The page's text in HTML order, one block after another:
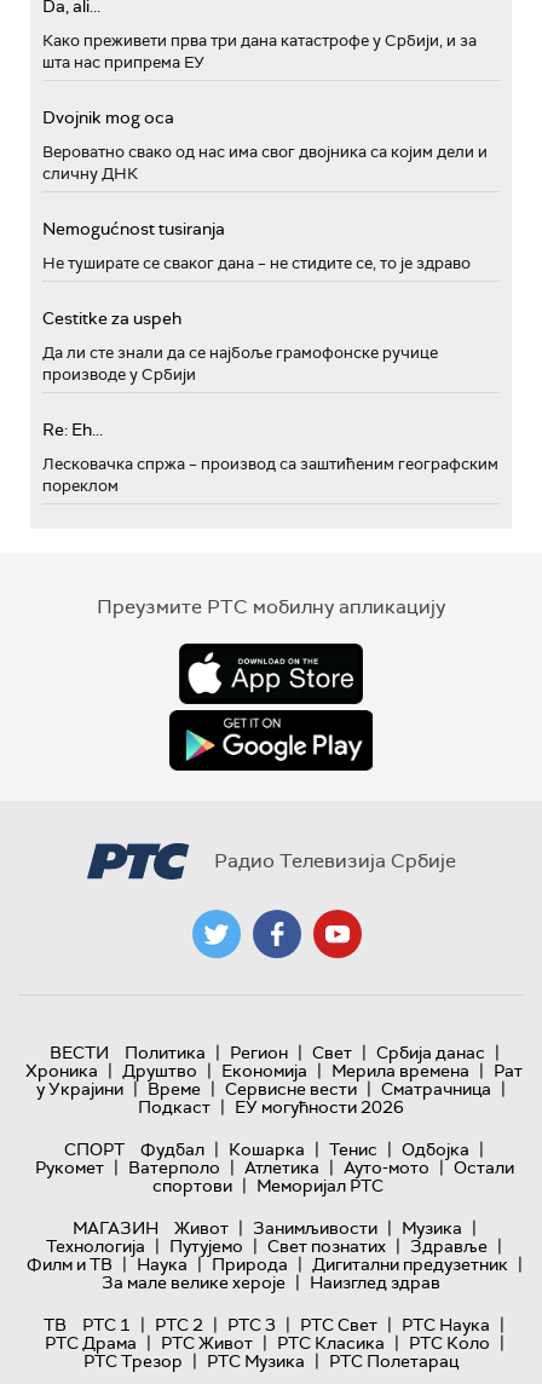
Da, ali...
Како преживети прва три дана катастрофе у Србији, и за
шта нас припрема ЕУ
Dvojnik mog oca
Вероватно свако од нас има свог двојника са којим дели и
сличну ДНК
Nemogućnost tusiranja
Не туширате се сваког дана – не стидите се, то је здраво
Cestitke za uspeh
Да ли сте знали да се најбоље грамофонске ручице
производе у Србији
Re: Eh...
Лесковачка спржа – производ са заштићеним географским
пореклом
Преузмите РТС мобилну апликацију
Радио Телевизија Србије
ВЕСТИ Политика | Регион | Свет | Србија данас |
Хроника | Друштво | Економија | Мерила времена | Рат
у Украјини | Време | Сервисне вести | Сматрачница |
Подкаст | ЕУ могућности 2026
СПОРТ
Фудбал | Кошарка | Тенис | Одбојка |
Рукомет | Ватерполо | Атлетика | Ауто-мото | Остали
спортови | Меморијал РТС
МАГАЗИН
Живот | Занимљивости | Музика |
Технологијa | Путујемо | Свет познатих | Здравље |
Филм и ТВ | Наука | Природа | Дигитални предузетник |
За мале велике хероје | Наизглед здрав
ТВ
РТС 1 | РТС 2 | РТС 3 | РТС Свет | РТС Наука |
РТС Драма | РТС Живот | РТС Класика | РТС Коло |
РТС Трезор | РТС Музика | РТС Полетарац